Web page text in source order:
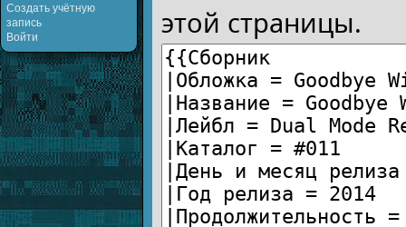
Создать учётную
запись
Войти
этой страницы.